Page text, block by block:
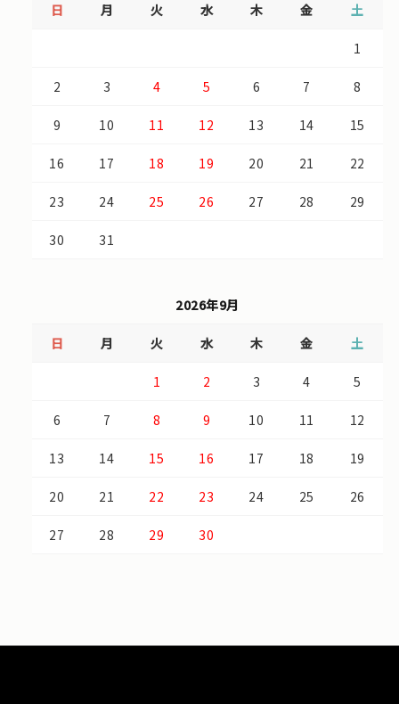
日 月 火 水 木 金 土
1
2 3 4 5 6 7 8
9 10 11 12 13 14 15
16 17 18 19 20 21 22
23 24 25 26 27 28 29
30 31
2026年9月
日 月 火 水 木 金 土
1 2 3 4 5
6 7 8 9 10 11 12
13 14 15 16 17 18 19
20 21 22 23 24 25 26
27 28 29 30